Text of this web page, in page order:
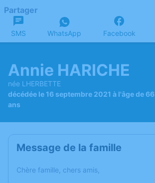
Partager
SMS WhatsApp Facebook
Annie HARICHE
née LHERBETTE
décédée le 16 septembre 2021 à l'âge de 66
ans
Message de la famille
Chère famille, chers amis,